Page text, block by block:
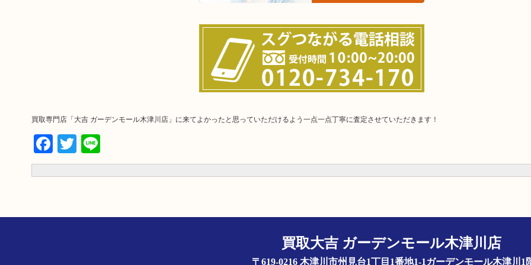
買取専門店「大吉 ガーデンモール木津川店」に来てよかったと思っていただけるよう一点一点丁寧に査定させていただきます！
Facebook
Twitter
Line
買取大吉 ガーデンモール木津川店
〒619-0216 木津川市州見台1丁目1番地1-1ガーデンモール木津